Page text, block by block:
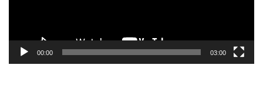
00:00 03:00